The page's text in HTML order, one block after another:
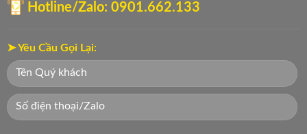
Hotline/Zalo: 0901.662.133
➤ Yêu Cầu Gọi Lại: